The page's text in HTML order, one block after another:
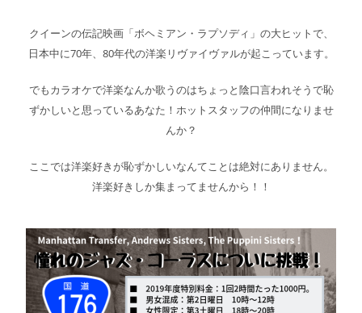
クイーンの伝記映画「ボヘミアン・ラプソディ」の大ヒットで、
日本中に70年、80年代の洋楽リヴァイヴァルが起こっています。
でもカラオケで洋楽なんか歌うのはちょっと陰口言われそうで恥
ずかしいと思っているあなた！ホットスタッフの仲間になりませ
んか？
ここでは洋楽好きが恥ずかしいなんてことは絶対にありません。
洋楽好きしか集まってませんから！！